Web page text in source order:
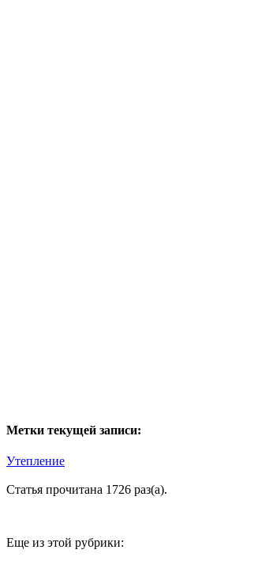
Метки текущей записи:
Утепление
Статья прочитана 1726 раз(a).
Еще из этой рубрики: